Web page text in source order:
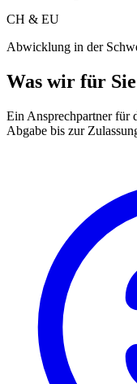
CH & EU
Abwicklung in der
Was wir für
Ein Ansprechpartner für
Abgabe bis zur